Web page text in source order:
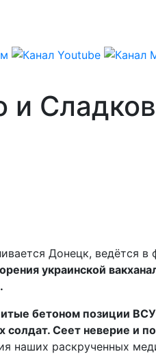
и
Донецк, ведётся
украинской
бетоном позиции
Сеет неверие и
наших раскрученных